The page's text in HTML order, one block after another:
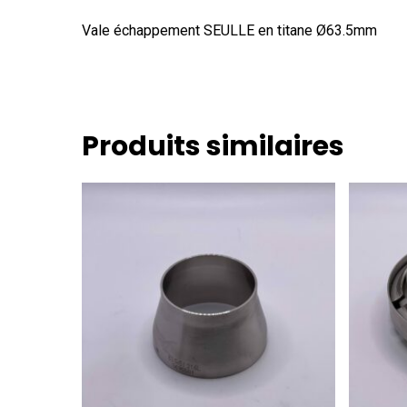
Vale échappement SEULLE en titane Ø63.5mm
Produits similaires